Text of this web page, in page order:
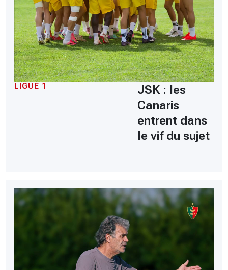
LIGUE 1
JSK : les
Canaris
entrent dans
le vif du sujet